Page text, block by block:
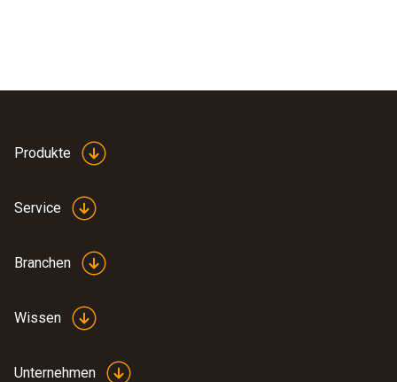
Produkte
Service
Branchen
Wissen
Unternehmen